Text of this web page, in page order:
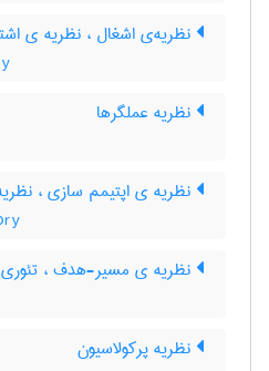
نظریه‌ی اشغال ، نظریه ی
نظریه‌ عملگرها
نظریه ی اپتیمم سازی ،
نظریه ی مسیر-هدف ،
نظریه پرکولاسیون